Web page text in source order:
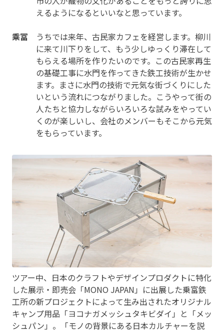
えるようになるといいなと思っています。
乘冨 うちでは来年、古民家カフェを経営します。柳川
に来て川下りをして、もう少しゆっくり滞在して
もらえる場所を作りたいのです。この古民家再生
の基礎工事に水門を作ってきた鉄工技術が生かせ
ます。まさに水門の技術で元気な街づくりにした
いという流れにつながりました。こうやって街の
人たちと協力しながらいろいろな試みをやってい
くのが楽しいし、会社のメンバーもそこから元気
をもらっています。
ツアー中、日本のクラフトやデザインプロダクトに特化
した展示・即売会「MONO JAPAN」に出展した乗富鉄
工所の新プロジェクトによって生み出されたオリジナル
キャンプ用品「ヨコナガメッシュタキビダイ」と「メッ
シュパン」。「モノの背景にある日本カルチャーを説